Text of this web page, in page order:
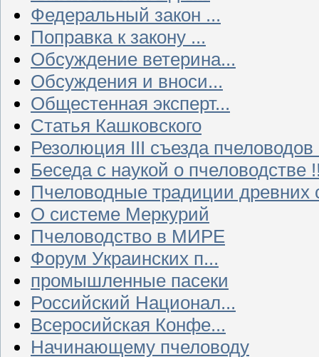
Федеральный закон ...
Поправка к закону ...
Обсуждение ветерина...
Обсуждения и вноси...
Общестенная эксперт...
Статья Кашковского
Резолюция III съезда
Беседа с наукой о пчеловодстве
Пчеловодные традиции древних
О системе Меркурий
Пчеловодство в МИРЕ
Форум Украинских п...
промышленные пасеки
Российский Национал...
Всеросийская Конфе...
Начинающему пчеловоду